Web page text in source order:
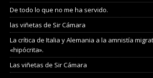
De todo lo que no me ha servido.
las viñetas de Sir Cámara
La crítica de Italia y Alemania a la amnistía
«hipócrita».
Las viñetas de Sir Cámara